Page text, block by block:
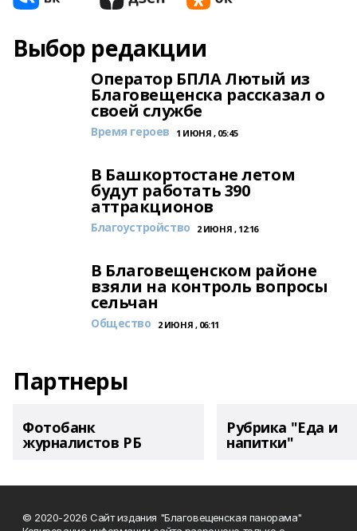
Выбор редакции
Оператор БПЛА Лютый из
Благовещенска рассказал о
своей службе
Время героев 1 ИЮНЯ , 05:45
В Башкортостане летом
будут работать 390
аттракционов
Благоустройство 2 ИЮНЯ , 12:16
В Благовещенском районе
взяли на контроль вопросы
сельчан
Общество 2 ИЮНЯ , 06:11
Партнеры
Фотобанк
журналистов РБ
Рубрика "Еда и
напитки"
© 2020-2026 Сайт издания "Благовещенская панорама"